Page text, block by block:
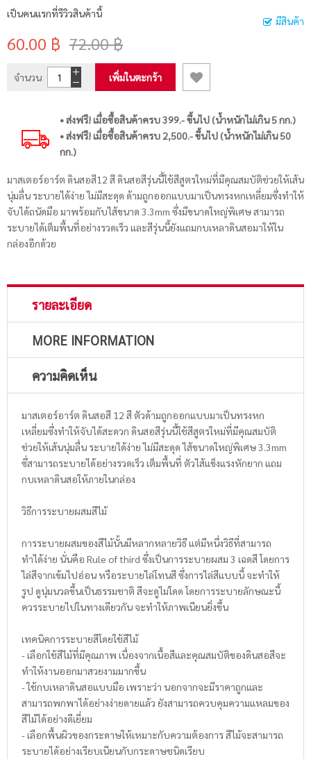
มีสินค้า
เป็นคนแรกที่รีวิวสินค้านี้
60.00 ฿ 72.00 ฿
จำนวน เพิ่มในตะกร้า
• ส่งฟรี! เมื่อซื้อสินค้าครบ 399.- ขึ้นไป (น้ำหนักไม่เกิน 5 กก.)
• ส่งฟรี! เมื่อซื้อสินค้าครบ 2,500.- ขึ้นไป (น้ำหนักไม่เกิน 50
กก.)
มาสเตอร์อาร์ต ดินสอสี12 สี ดินสอสีรุ่นนี้ใช้สีสูตรใหม่ที่มีคุณสมบัติช่วยให้เส้น
นุ่มลื่น ระบายได้ง่าย ไม่มีสะดุด ด้ามถูกออกแบบมาเป็นทรงหกเหลี่ยมซึ่งทำให้
จับได้ถนัดมือ มาพร้อมกับไส้ขนาด 3.3mm ซึ่งมีขนาดใหญ่พิเศษ สามารถ
ระบายได้เต็มพื้นที่อย่างรวดเร็ว และสีรุ่นนี้ยังแถมกบเหลาดินสอมาให้ใน
กล่องอีกด้วย
รายละเอียด
MORE INFORMATION
ความคิดเห็น
มาสเตอร์อาร์ต ดินสอสี 12 สี ตัวด้ามถูกออกแบบมาเป็นทรงหก
เหลี่ยมซึ่งทำให้จับได้สะดวก ดินสอสีรุ่นนี้ใช้สีสูตรใหม่ที่มีคุณสมบัติ
ช่วยให้เส้นนุ่มลื่น ระบายได้ง่าย ไม่มีสะดุด ไส้ขนาดใหญ่พิเศษ 3.3mm
ซึ่สามารถระบายได้อย่างรวดเร็ว เต็มพื้นที่ ตัวไส้แข็งแรงหักยาก แถม
กบเหลาดินสอให้ภายในกล่อง
วิธีการระบายผสมสีไม้
การระบายผสมของสีไม้นั้นมีหลากหลายวิธี แต่มีหนึ่งวิธีที่สามารถ
ทำได้ง่าย นั่นคือ Rule of third ซึ่งเป็นการระบายผสม 3 เฉดสี โดยการ
ไล่สีจากเข้มไปอ่อน หรือระบายไล่โทนสี ซึ่งการไล่สีแบบนี้ จะทำให้
รูป ดูนุ่มนวลขึ้นเป็นธรรมชาติ สีจะดูไม่โดด โดยการระบายลักษณะนี้
ควรระบายไปในทางเดียวกัน จะทำให้ภาพเนียนยิ่งขึ้น
เทคนิคการระบายสีโดยใช้สีไม้
- เลือกใช้สีไม้ที่มีคุณภาพ เนื่องจากเนื้อสีและคุณสมบัติของดินสอสีจะ
ทำให้งานออกมาสวยงามมากขึ้น
- ใช้กบเหลาดินสอแบบมือ เพราะว่า นอกจากจะมีราคาถูกและ
สามารถพกพาได้อย่างง่ายดายแล้ว ยังสามารถควบคุมความแหลมของ
สีไม้ได้อย่างดีเยี่ยม
- เลือกพื้นผิวของกระดาษให้เหมาะกับความต้องการ สีไม้จะสามารถ
ระบายได้อย่างเรียบเนียนกับกระดาษชนิดเรียบ